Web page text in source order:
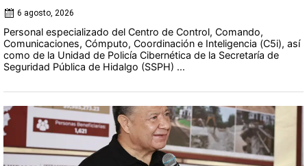
6 agosto, 2026
Personal especializado del Centro de Control, Comando,
Comunicaciones, Cómputo, Coordinación e Inteligencia (C5i), así
como de la Unidad de Policía Cibernética de la Secretaría de
Seguridad Pública de Hidalgo (SSPH) ...